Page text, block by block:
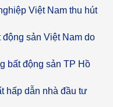
Việt Nam thu hút
sản Việt Nam do
bất động sản TP Hồ
hấp dẫn nhà đầu tư